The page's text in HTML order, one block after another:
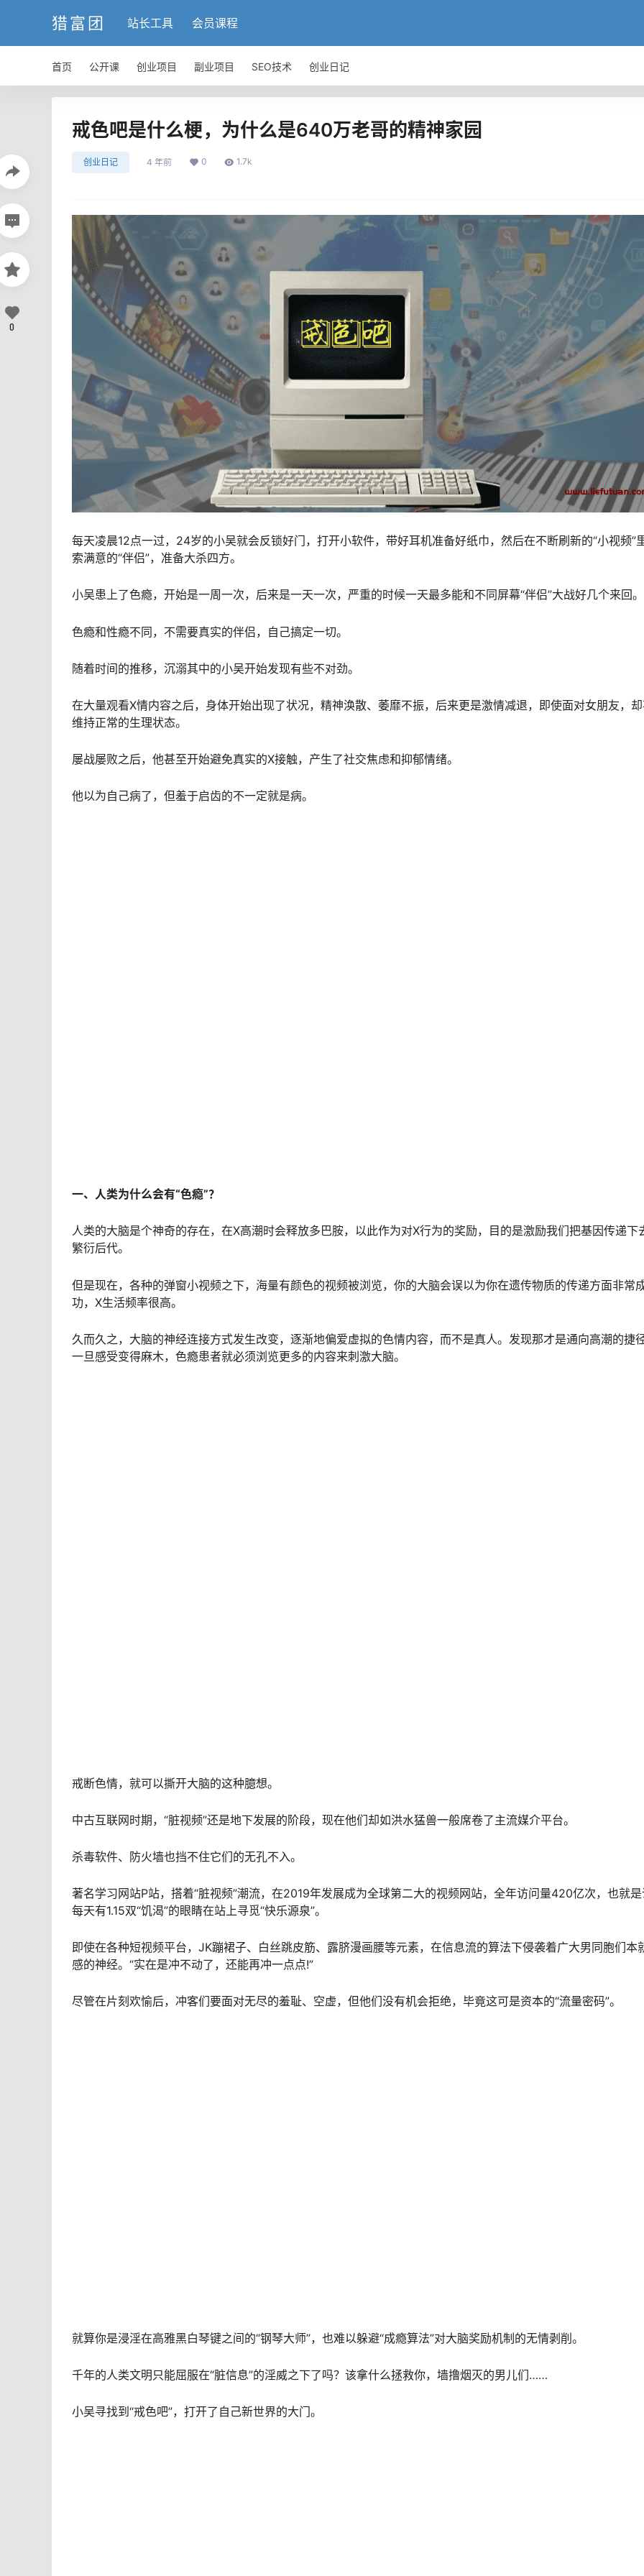
猎富团 站长工具 会员课程
首页 公开课 创业项目 副业项目 SEO技术 创业日记
戒色吧是什么梗，为什么是640万老哥的精神家园
创业日记 4 年前 0 1.7k
每天凌晨12点一过，24岁的小吴就会反锁好门，打开小软件，带好耳机准备好纸巾，然后在不断刷新的“小视频”
索满意的“伴侣”，准备大杀四方。
小吴患上了色瘾，开始是一周一次，后来是一天一次，严重的时候一天最多能和不同屏幕“伴侣”大战好几个来回。
色瘾和性瘾不同，不需要真实的伴侣，自己搞定一切。
随着时间的推移，沉溺其中的小吴开始发现有些不对劲。
在大量观看X情内容之后，身体开始出现了状况，精神涣散、萎靡不振，后来更是激情减退，即使面对女朋友，
维持正常的生理状态。
屡战屡败之后，他甚至开始避免真实的X接触，产生了社交焦虑和抑郁情绪。
他以为自己病了，但羞于启齿的不一定就是病。
一、人类为什么会有“色瘾”？
人类的大脑是个神奇的存在，在X高潮时会释放多巴胺，以此作为对X行为的奖励，目的是激励我们把基因传递下
繁衍后代。
但是现在，各种的弹窗小视频之下，海量有颜色的视频被浏览，你的大脑会误以为你在遗传物质的传递方面非常
功，X生活频率很高。
久而久之，大脑的神经连接方式发生改变，逐渐地偏爱虚拟的色情内容，而不是真人。发现那才是通向高潮的捷
一旦感受变得麻木，色瘾患者就必须浏览更多的内容来刺激大脑。
戒断色情，就可以撕开大脑的这种臆想。
中古互联网时期，“脏视频”还是地下发展的阶段，现在他们却如洪水猛兽一般席卷了主流媒介平台。
杀毒软件、防火墙也挡不住它们的无孔不入。
著名学习网站P站，搭着“脏视频”潮流，在2019年发展成为全球第二大的视频网站，全年访问量420亿次，也就
每天有1.15双“饥渴”的眼睛在站上寻觅“快乐源泉”。
即使在各种短视频平台，JK蹦裙子、白丝跳皮筋、露脐漫画腰等元素，在信息流的算法下侵袭着广大男同胞们本
感的神经。“实在是冲不动了，还能再冲一点点!”
尽管在片刻欢愉后，冲客们要面对无尽的羞耻、空虚，但他们没有机会拒绝，毕竟这可是资本的“流量密码”。
就算你是浸淫在高雅黑白琴键之间的“钢琴大师”，也难以躲避“成瘾算法”对大脑奖励机制的无情剥削。
千年的人类文明只能屈服在“脏信息”的淫威之下了吗？该拿什么拯救你，墙撸烟灭的男儿们……
小吴寻找到“戒色吧”，打开了自己新世界的大门。
0